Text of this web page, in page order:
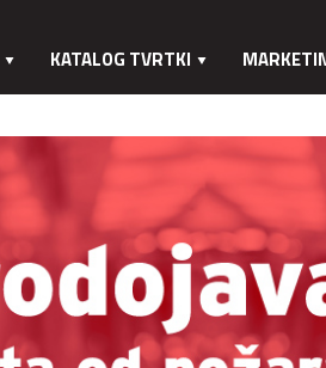
KATALOG TVRTKI